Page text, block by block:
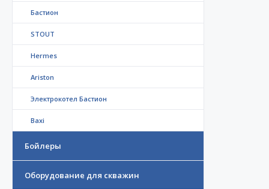
Бастион
STOUT
Hermes
Ariston
Электрокотел Бастион
Baxi
Бойлеры
Оборудование для скважин